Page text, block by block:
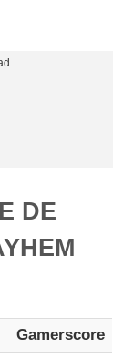
DE
Gamerscore